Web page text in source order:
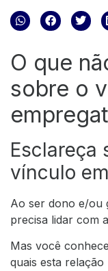
O que
sobre o
Esclareça
vínculo
Ao ser dono e/ou
precisa lidar com
Mas você
quais esta